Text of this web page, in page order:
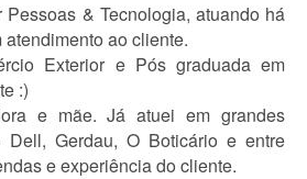
& Tecnologia, atuando há
ao cliente.
Exterior e Pós graduada em
:)
e mãe. Já atuei em grandes
Dell, Gerdau, O Boticário e entre
e experiência do cliente.